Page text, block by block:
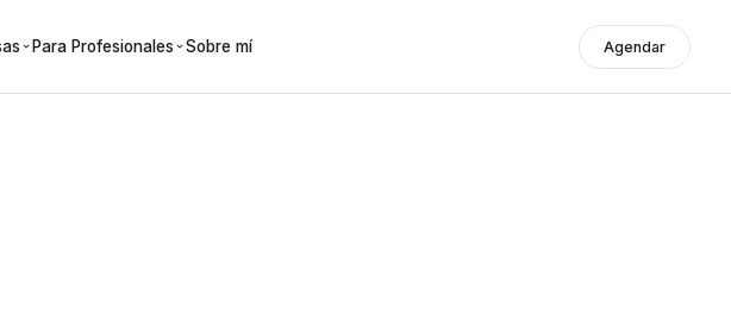
Para Profesionales Sobre mí Agendar